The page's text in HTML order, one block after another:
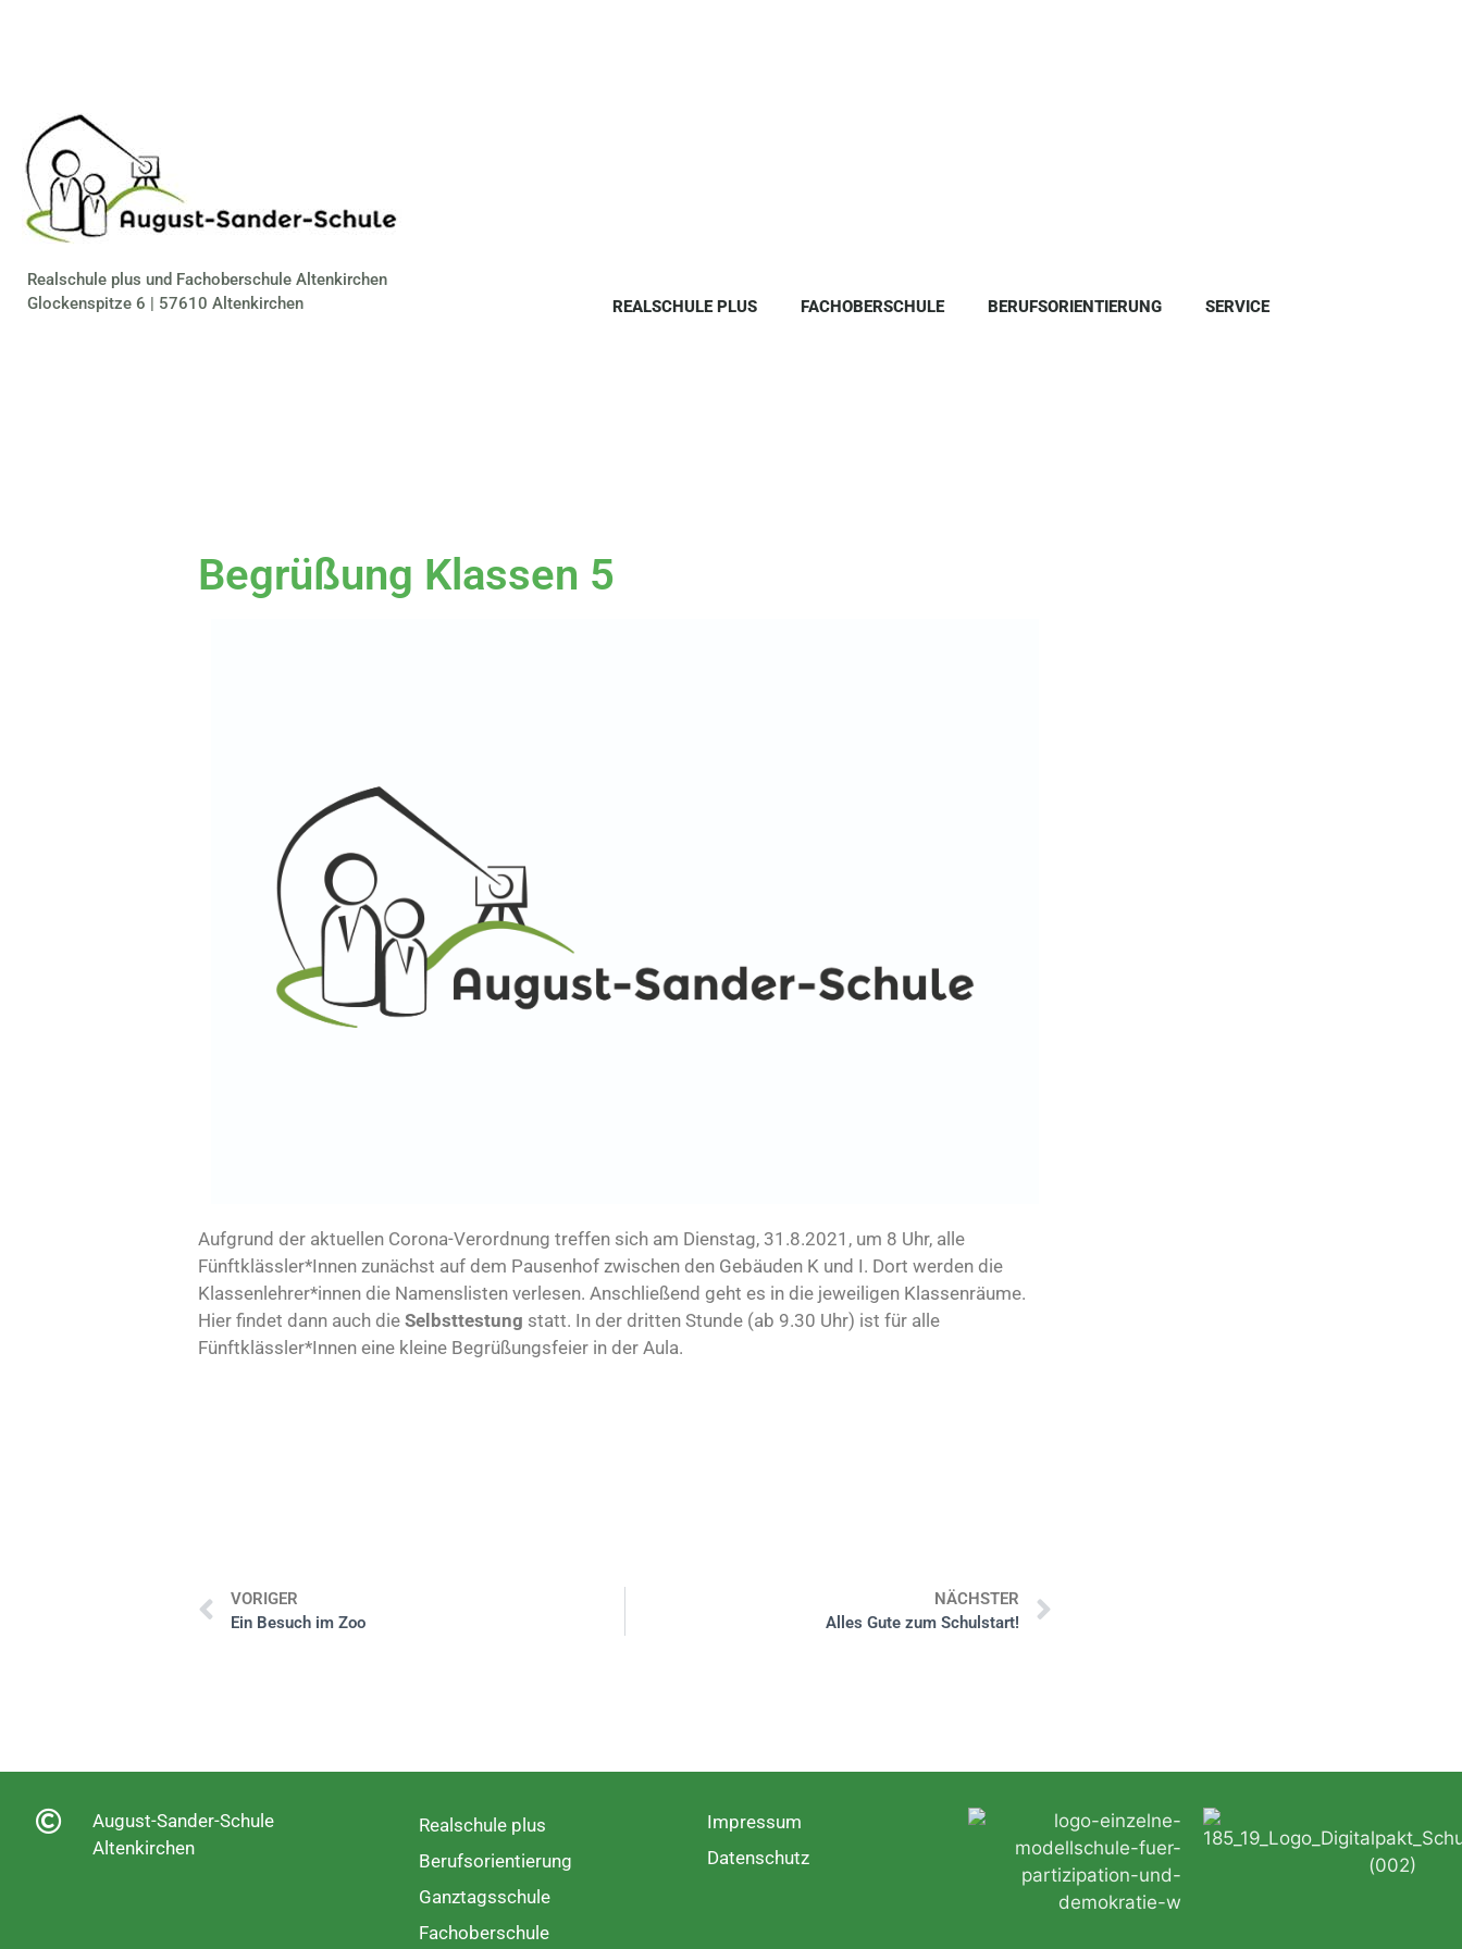
Realschule plus und Fachoberschule Altenkirchen
Glockenspitze 6 | 57610 Altenkirchen
REALSCHULE PLUS FACHOBERSCHULE BERUFSORIENTIERUNG SERVICE
Begrüßung Klassen 5
Aufgrund der aktuellen Corona-Verordnung treffen sich am Dienstag, 31.8.2021, um 8 Uhr, alle
Fünftklässler*Innen zunächst auf dem Pausenhof zwischen den Gebäuden K und I. Dort werden die
Klassenlehrer*innen die Namenslisten verlesen. Anschließend geht es in die jeweiligen Klassenräume.
Hier findet dann auch dieSelbsttestung statt. In der dritten Stunde (ab 9.30 Uhr) ist für alle
Fünftklässler*Innen eine kleine Begrüßungsfeier in der Aula.
VORIGER
Ein Besuch im Zoo
NÄCHSTER
Alles Gute zum Schulstart!
August-Sander-Schule
Altenkirchen
Realschule plus
Berufsorientierung
Ganztagsschule
Fachoberschule
Impressum
Datenschutz